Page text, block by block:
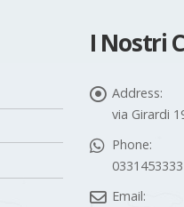
I Nostri
Address:
via Girardi
Phone:
0331453333
Email: